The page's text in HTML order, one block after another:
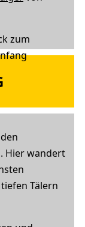
Hier wandert
Tälern